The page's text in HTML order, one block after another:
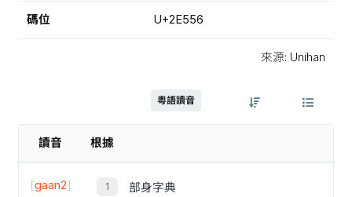
碼位 U+2E556
來源: Unihan
粵語讀音
讀音 根據
[gaan2]
部身字典